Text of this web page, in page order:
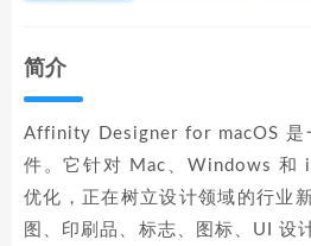
简介
Affinity Designer for macOS 是
件。它针对 Mac、Windows 和
优化，正在树立设计领域的行业
图、印刷品、标志、图标、UI 设